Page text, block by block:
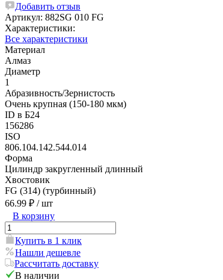
Добавить отзыв
Артикул: 882SG 010 FG
Характеристики:
Все характеристики
Материал
Алмаз
Диаметр
1
Абразивность/Зернистость
Очень крупная (150-180 мкм)
ID в Б24
156286
ISO
806.104.142.544.014
Форма
Цилиндр закругленный длинный
Хвостовик
FG (314) (турбинный)
66.99 ₽ / шт
В корзину
Купить в 1 клик
Нашли дешевле
Рассчитать доставку
В наличии